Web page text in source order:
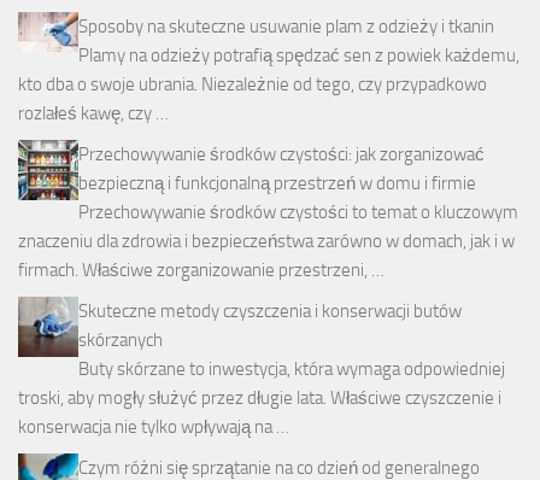
Sposoby na skuteczne usuwanie plam z odzieży i tkanin
Plamy na odzieży potrafią spędzać sen z powiek każdemu,
kto dba o swoje ubrania. Niezależnie od tego, czy przypadkowo
rozlałeś kawę, czy …
Przechowywanie środków czystości: jak zorganizować
bezpieczną i funkcjonalną przestrzeń w domu i firmie
Przechowywanie środków czystości to temat o kluczowym
znaczeniu dla zdrowia i bezpieczeństwa zarówno w domach, jak i w
firmach. Właściwe zorganizowanie przestrzeni, …
Skuteczne metody czyszczenia i konserwacji butów
skórzanych
Buty skórzane to inwestycja, która wymaga odpowiedniej
troski, aby mogły służyć przez długie lata. Właściwe czyszczenie i
konserwacja nie tylko wpływają na …
Czym różni się sprzątanie na co dzień od generalnego